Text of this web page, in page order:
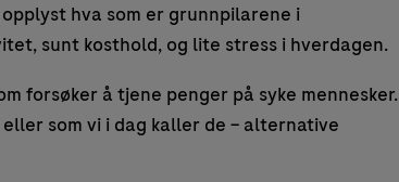
hva som er grunnpilarene i
sunt kosthold, og lite stress i hverdagen.
forsøker å tjene penger på syke mennesker.
som vi i dag kaller de – alternative